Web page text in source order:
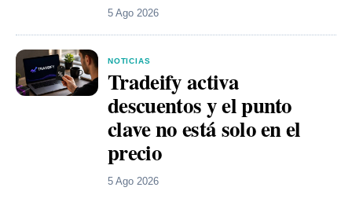
5 Ago 2026
NOTICIAS
Tradeify activa
descuentos y el punto
clave no está solo en el
precio
5 Ago 2026